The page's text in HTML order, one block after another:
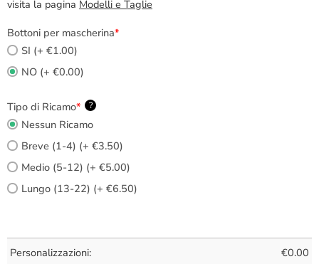
visita la pagina Modelli e Taglie
Bottoni per mascherina*
SI (+ €1.00)
NO (+ €0.00)
Tipo di Ricamo* ?
Nessun Ricamo
Breve (1-4) (+ €3.50)
Medio (5-12) (+ €5.00)
Lungo (13-22) (+ €6.50)
Personalizzazioni: €0.00